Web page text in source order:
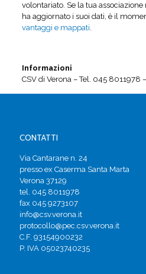
volontariato. Se la tua
ha aggiornato i suoi dati, è il
vantaggi e mappati.
Informazioni
CSV di Verona – Tel. 045 8011978 –
CONTATTI
Via Cantarane n. 24
presso ex Caserma Santa Marta
Verona 37129
tel. 045 8011978
fax 045 9273107
info@csv.verona.it
protocollo@pec.csv.verona.it
C.F. 93154900232
P. IVA 05023740235